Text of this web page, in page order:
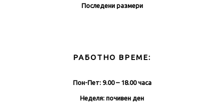
Последени размери
РАБОТНО ВРЕМЕ:
Пон-Пет: 9.00 – 18.00 часа
Неделя: почивен ден